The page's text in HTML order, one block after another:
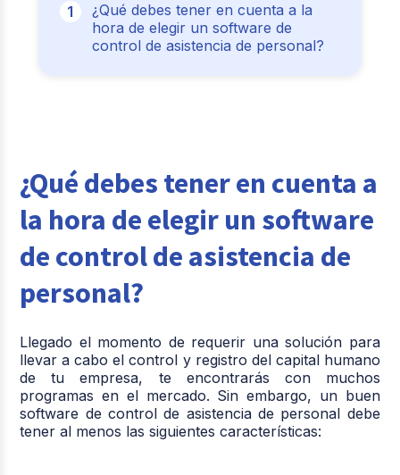
¿Qué debes tener en cuenta a la
hora de elegir un software de
control de asistencia de personal?
¿Qué debes tener en cuenta a
la hora de elegir un software
de control de asistencia de
personal?
Llegado el momento de requerir una solución para
llevar a cabo el control y registro del capital humano
de tu empresa, te encontrarás con muchos
programas en el mercado. Sin embargo, un buen
software de control de asistencia de personal debe
tener al menos las siguientes características: